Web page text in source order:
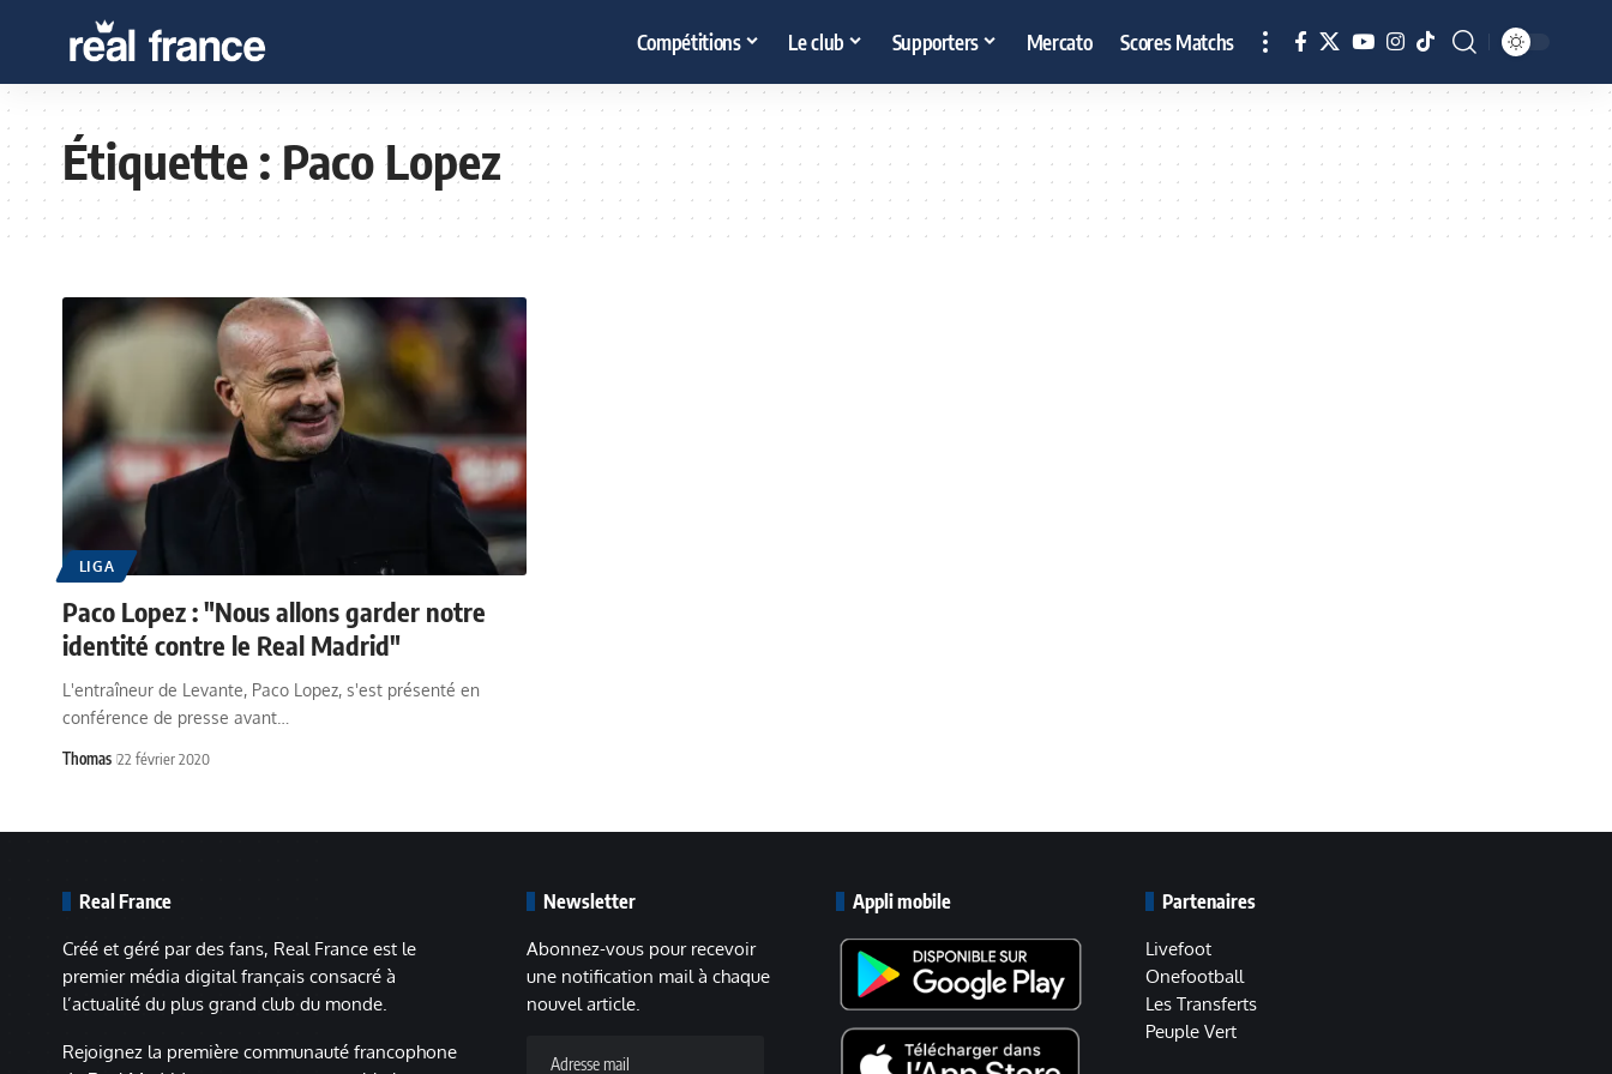
Compétitions Le club Supporters Mercato Scores Matchs
Étiquette :Paco Lopez
LIGA
Paco Lopez : "Nous allons garder notre
identité contre le Real Madrid"
L'entraîneur de Levante, Paco Lopez, s'est présenté en
conférence de presse avant…
Thomas 22 février 2020
Real France
Créé et géré par des fans, Real France est le
premier média digital français consacré à
l’actualité du plus grand club du monde.
Rejoignez la première communauté francophone
Newsletter
Abonnez-vous pour recevoir
une notification mail à chaque
nouvel article.
mail
Appli mobile Partenaires
Livefoot
Onefootball
Les Transferts
Peuple Vert